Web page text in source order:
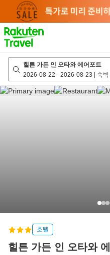
page
힐튼 가든 인 오타와 에어포트
2026-08-22 - 2026-08-23 | 숙
호텔
힐튼 가든 인 오타와